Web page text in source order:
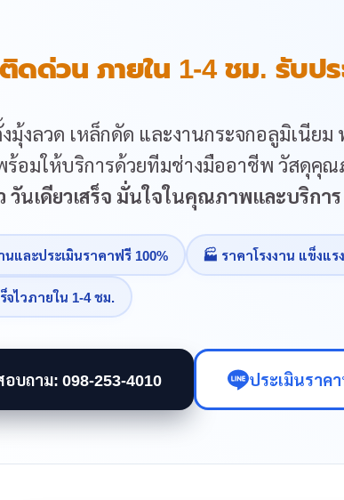
ดด่วน ภายใน 1-4 ชม. รับป
มุ้งลวด เหล็กดัด และงานกระจกอลูมิเนียม
ร้อมให้บริการด้วยทีมช่างมืออาชีพ วัสดุคุ
วันเดียวเสร็จ มั่นใจในคุณภาพและบริการ
นและประเมินราคาฟรี 100% 🏭 ราคาโรงงาน แข็งแ
จไวภายใน 1-4 ชม.
อบถาม: 098-253-4010 ประเมินราค